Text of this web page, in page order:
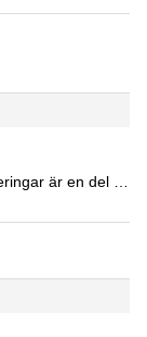
Historiska monstercashar och liveturneringar är en del av det vi presenterar på aprils lista.